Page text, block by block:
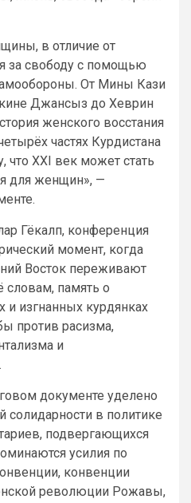
в отличие от
за свободу с помощью
От Мины Кази
Джансыз до Хеврин
женского восстания
частях Курдистана
что XXI век может стать
для женщин», —
Гёкалп, конференция
момент, когда
Восток переживают
словам, память о
изгнанных курдянках
против расизма,
и
документе уделено
солидарности в политике
подвергающихся
усилия по
конвенции
революции Рожавы,